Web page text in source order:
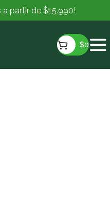
$0
a partir de $15.990!